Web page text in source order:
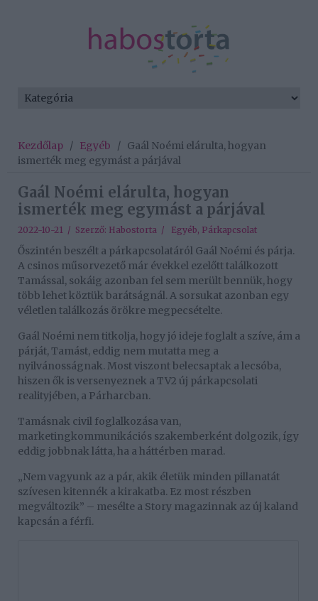
Kezdőlap / Egyéb / Gaál Noémi elárulta, hogyan
ismerték meg egymást a párjával
Gaál Noémi elárulta, hogyan
ismerték meg egymást a párjával
2022-10-21 / Szerző: Habostorta / Egyéb, Párkapcsolat
Őszintén beszélt a párkapcsolatáról Gaál Noémi és párja.
A csinos műsorvezető már évekkel ezelőtt találkozott
Tamással, sokáig azonban fel sem merült bennük, hogy
több lehet köztük barátságnál. A sorsukat azonban egy
véletlen találkozás örökre megpecsételte.
Gaál Noémi nem titkolja, hogy jó ideje foglalt a szíve, ám a
párját, Tamást, eddig nem mutatta meg a
nyilvánosságnak. Most viszont belecsaptak a lecsóba,
hiszen ők is versenyeznek a TV2 új párkapcsolati
realityjében, a Párharcban.
Tamásnak civil foglalkozása van,
marketingkommunikációs szakemberként dolgozik, így
eddig jobbnak látta, ha a háttérben marad.
„Nem vagyunk az a pár, akik életük minden pillanatát
szívesen kitennék a kirakatba. Ez most részben
megváltozik” – mesélte a Story magazinnak az új kaland
kapcsán a férfi.